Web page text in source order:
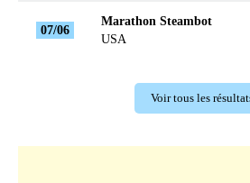
07/06
Marathon Steambot
USA
Voir tous les